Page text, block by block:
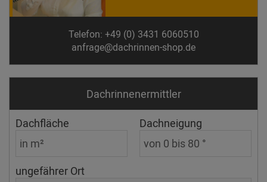
Telefon: +49 (0) 3431 6060510
anfrage@dachrinnen-shop.de
Dachrinnen­ermittler
Dachfläche Dachneigung
ungefährer Ort